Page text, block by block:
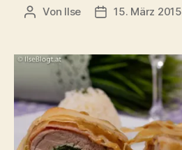
Beitragsautor
Von Ilse Beitragsdatum
15. März 2015